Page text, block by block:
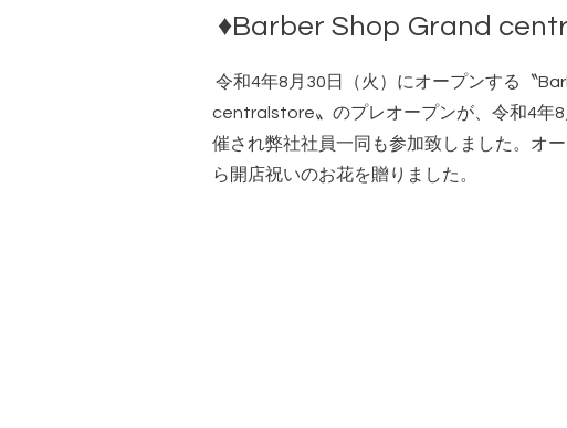
♦Barber Shop Grand
令和4年8月30日（火）にオープンする〝
centralstore〟のプレオープンが、令和4年8
催され弊社社員一同も参加致しました。オ
ら開店祝いのお花を贈りました。